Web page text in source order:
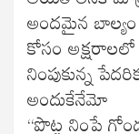
అందమైన
కోసం అక్షరాలలో
నింపుకున్న
అందుకేనేమో
“పొట్ట నింపే